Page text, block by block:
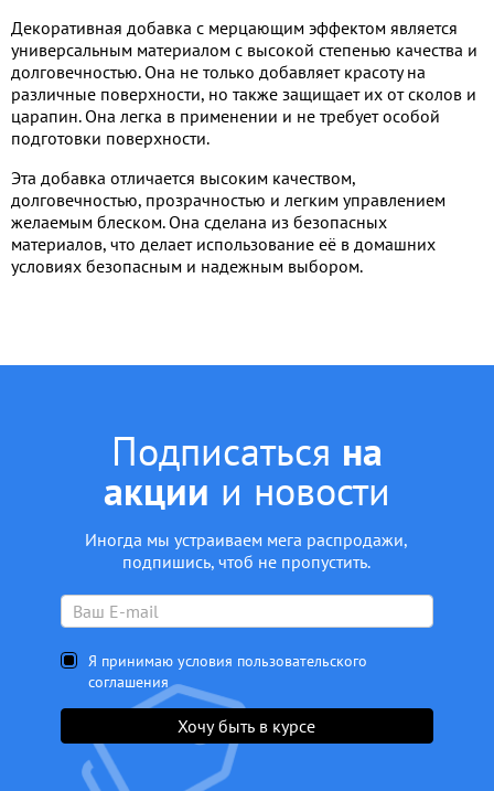
Декоративная добавка с мерцающим эффектом является
универсальным материалом с высокой степенью качества и
долговечностью. Она не только добавляет красоту на
различные поверхности, но также защищает их от сколов и
царапин. Она легка в применении и не требует особой
подготовки поверхности.
Эта добавка отличается высоким качеством,
долговечностью, прозрачностью и легким управлением
желаемым блеском. Она сделана из безопасных
материалов, что делает использование её в домашних
условиях безопасным и надежным выбором.
Подписаться на
акции и новости
Иногда мы устраиваем мега распродажи,
подпишись, чтоб не пропустить.
Я принимаю условия пользовательского
соглашения
Хочу быть в курсе